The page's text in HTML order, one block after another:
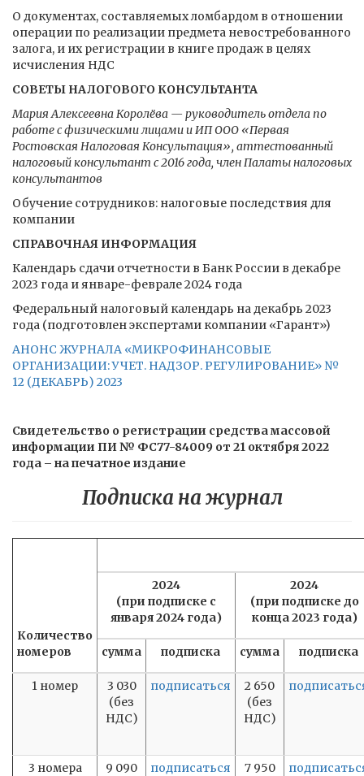
О документах, составляемых ломбардом в отношении
операции по реализации предмета невостребованного
залога, и их регистрации в книге продаж в целях
исчисления НДС
СОВЕТЫ НАЛОГОВОГО КОНСУЛЬТАНТА
Мария Алексеевна Королёва — руководитель отдела по
работе с физическими лицами и ИП ООО «Первая
Ростовская Налоговая Консультация», аттестованный
налоговый консультант с 2016 года, член Палаты налоговых
консультантов
Обучение сотрудников: налоговые последствия для
компании
СПРАВОЧНАЯ ИНФОРМАЦИЯ
Календарь сдачи отчетности в Банк России в декабре
2023 года и январе-феврале 2024 года
Федеральный налоговый календарь на декабрь 2023
года (подготовлен экспертами компании «Гарант»)
АНОНС ЖУРНАЛА «МИКРОФИНАНСОВЫЕ
ОРГАНИЗАЦИИ: УЧЕТ. НАДЗОР. РЕГУЛИРОВАНИЕ» №
12 (ДЕКАБРЬ) 2023
Свидетельство о регистрации средства массовой
информации ПИ № ФС77-84009 от 21 октября 2022
года – на печатное издание
Подписка на журнал
Количество
номеров
2024
(при подписке с
января 2024 года)
2024
(при подписке до
конца 2023 года)
сумма подписка сумма подписка
1 номер
3 030
(без
НДС)
подписаться
2 650
(без
НДС)
3 номера
9 090
подписаться
7 950